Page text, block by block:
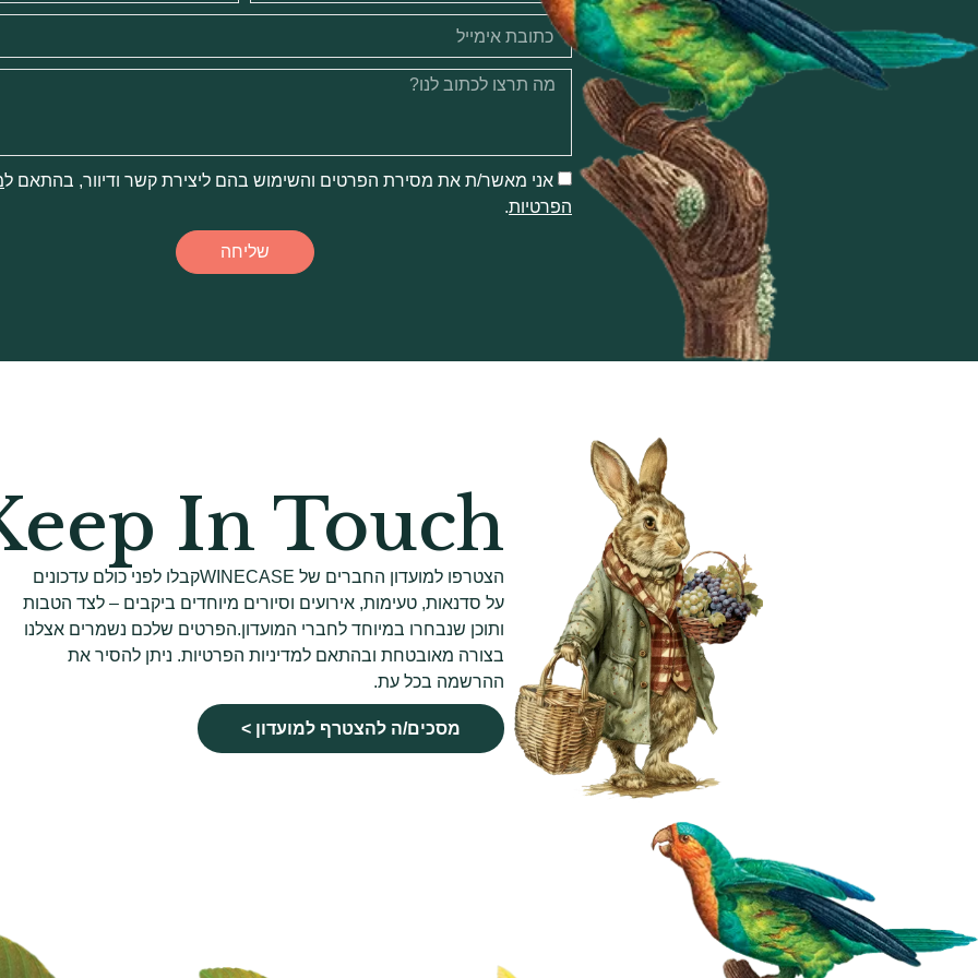
אני מאשר/ת את מסירת הפרטים והשימוש בהם ליצירת קשר ודיוור, בהתאם ל
הפרטיות.
שליחה
In Touch
הצטרפו למועדון החברים של WINECASEקבלו לפני כולם עדכונים
על סדנאות, טעימות, אירועים וסיורים מיוחדים ביקבים – לצד הטבות
ותוכן שנבחרו במיוחד לחברי המועדון.הפרטים שלכם נשמרים אצלנו
בצורה מאובטחת ובהתאם למדיניות הפרטיות. ניתן להסיר את
ההרשמה בכל עת.
מסכים/ה להצטרף למועדון >